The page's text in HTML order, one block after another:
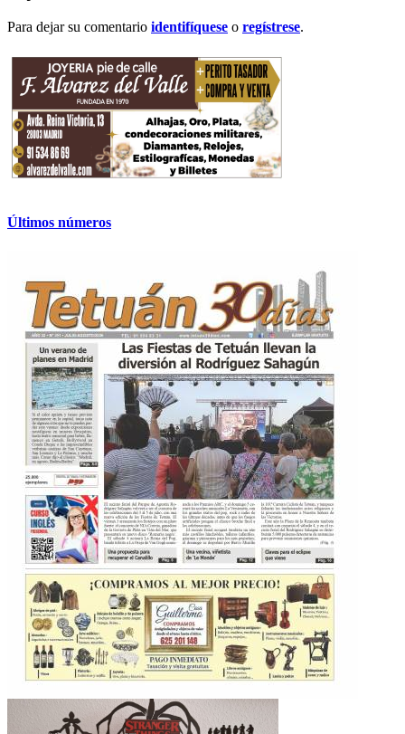
Para dejar su comentario identifíquese o regístrese.
Últimos números